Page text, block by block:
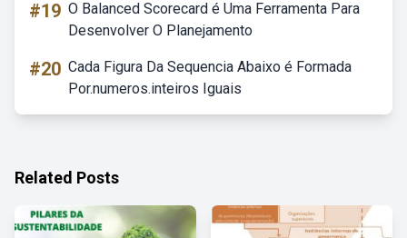
#19 O Balanced Scorecard é Uma Ferramenta Para
Desenvolver O Planejamento
#20 Cada Figura Da Sequencia Abaixo é Formada
Por.numeros.inteiros Iguais
Related Posts